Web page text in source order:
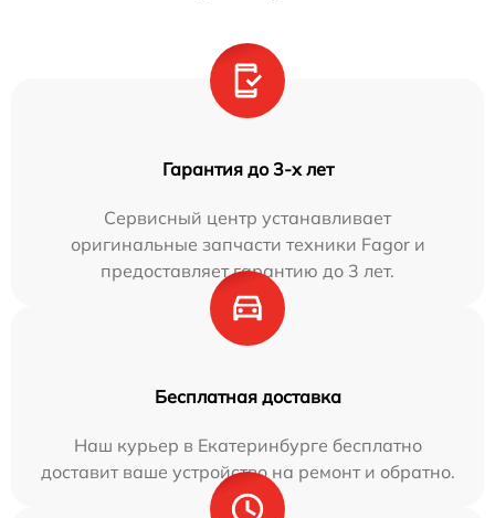
Гарантия до 3-х лет
Сервисный центр устанавливает
оригинальные запчасти техники Fagor и
предоставляет гарантию до 3 лет.
Бесплатная доставка
Наш курьер в Екатеринбурге бесплатно
доставит ваше устройство на ремонт и обратно.